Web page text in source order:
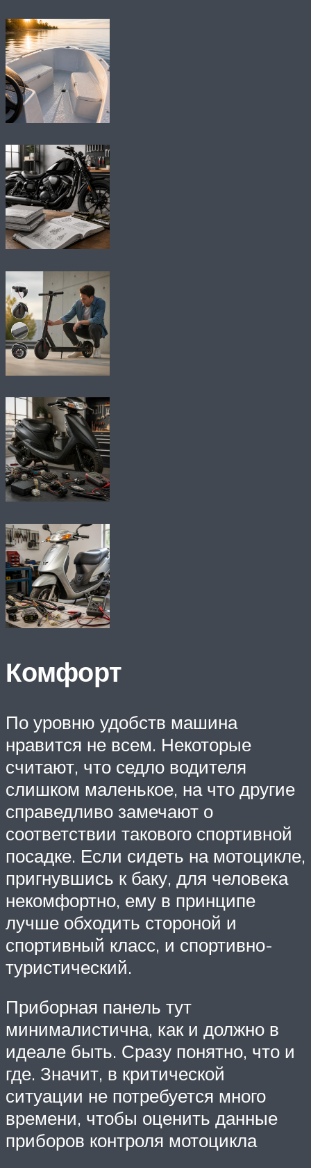
Комфорт
По уровню удобств машина
нравится не всем. Некоторые
считают, что седло водителя
слишком маленькое, на что другие
справедливо замечают о
соответствии такового спортивной
посадке. Если сидеть на мотоцикле,
пригнувшись к баку, для человека
некомфортно, ему в принципе
лучше обходить стороной и
спортивный класс, и спортивно-
туристический.
Приборная панель тут
минималистична, как и должно в
идеале быть. Сразу понятно, что и
где. Значит, в критической
ситуации не потребуется много
времени, чтобы оценить данные
приборов контроля мотоцикла